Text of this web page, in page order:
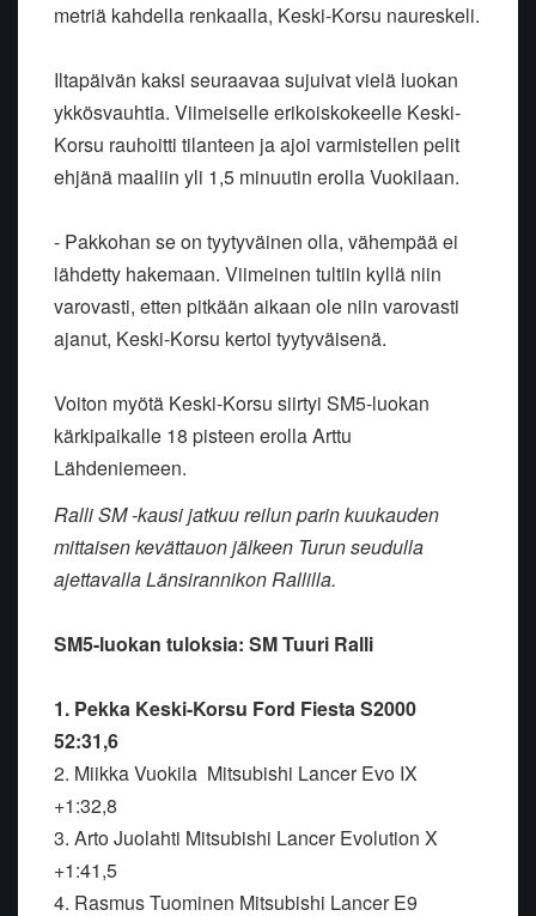
metriä kahdella renkaalla, Keski-Korsu naureskeli.
Iltapäivän kaksi seuraavaa sujuivat vielä luokan
ykkösvauhtia. Viimeiselle erikoiskokeelle Keski-
Korsu rauhoitti tilanteen ja ajoi varmistellen pelit
ehjänä maaliin yli 1,5 minuutin erolla Vuokilaan.
- Pakkohan se on tyytyväinen olla, vähempää ei
lähdetty hakemaan. Viimeinen tultiin kyllä niin
varovasti, etten pitkään aikaan ole niin varovasti
ajanut, Keski-Korsu kertoi tyytyväisenä.
Voiton myötä Keski-Korsu siirtyi SM5-luokan
kärkipaikalle 18 pisteen erolla Arttu
Lähdeniemeen.
Ralli SM -kausi jatkuu reilun parin kuukauden
mittaisen kevättauon jälkeen Turun seudulla
ajettavalla Länsirannikon Rallilla.
SM5-luokan tuloksia: SM Tuuri Ralli
1. Pekka Keski-Korsu Ford Fiesta S2000
52:31,6
2. Miikka Vuokila Mitsubishi Lancer Evo IX
+1:32,8
3. Arto Juolahti Mitsubishi Lancer Evolution X
+1:41,5
4. Rasmus Tuominen Mitsubishi Lancer E9